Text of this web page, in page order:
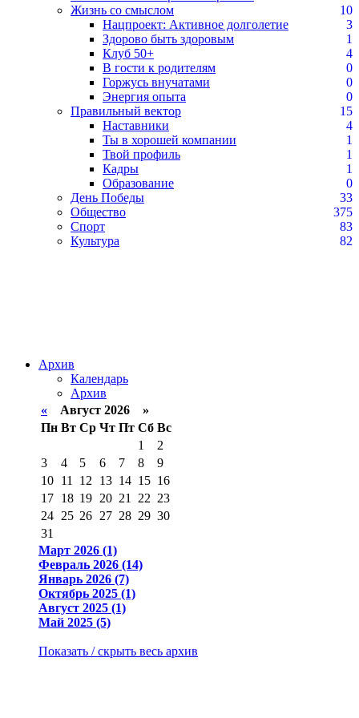
Жизнь со смыслом
10
Нацпроект: Активное долголетие
3
Здорово быть здоровым
1
Клуб 50+
4
В гости к родителям
0
Горжусь внучатами
0
Энергия опыта
0
Правильный вектор
15
Наставники
4
Ты в хорошей компании
1
Твой профиль
1
Кадры
1
Образование
0
День Победы
33
Общество
375
Спорт
83
Культура
82
Архив
Календарь
Архив
« Август 2026 »
Пн Вт Ср Чт Пт Сб Вс
1
2
3
4 5 6 7 8
9
10 11 12 13 14 15 16
17 18 19 20 21 22 23
24 25 26 27 28 29 30
31
Март 2026 (1)
Февраль 2026 (14)
Январь 2026 (7)
Октябрь 2025 (1)
Август 2025 (1)
Май 2025 (5)
Показать / скрыть весь архив